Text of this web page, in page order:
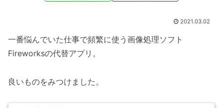
2021.03.02
一番悩んでいた仕事で頻繁に使う画像処理ソフト
Fireworksの代替アプリ。
良いものをみつけました。